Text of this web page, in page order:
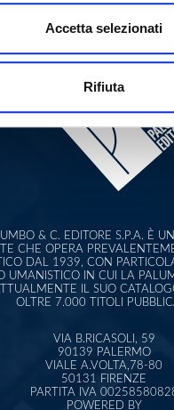
Accetta selezionati
Rifiuta
& C. EDITORE S.P.A. È
CHE OPERA
DAL 1939, CON
UMANISTICO IN CUI LA
IL SUO
OLTRE 7.000 TITOLI
VIA B.RICASOLI, 59
90139 PALERMO
VIALE A.VOLTA,78-80
50131 FIRENZE
PARTITA IVA
POWERED BY